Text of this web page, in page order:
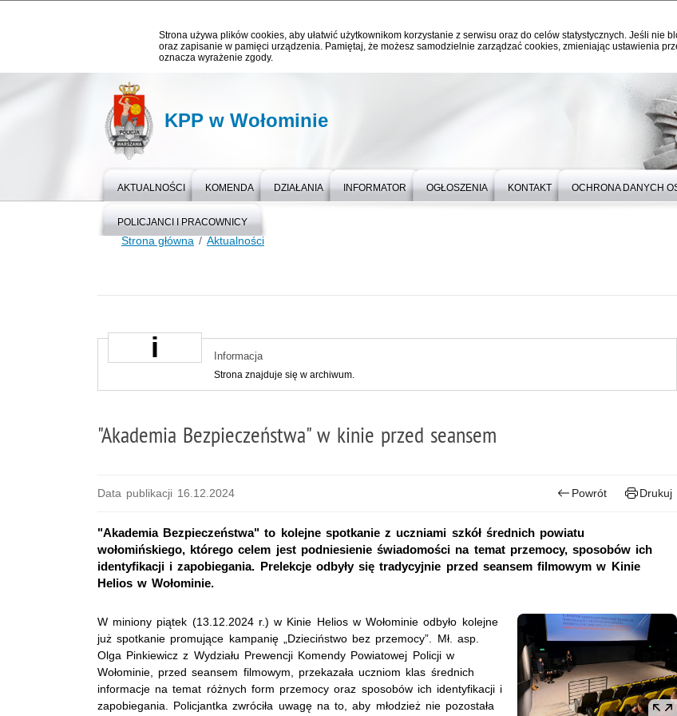
Strona używa plików cookies, aby ułatwić użytkownikom korzystanie z serwisu oraz do celów statystycznych. Jeśli nie
oraz zapisanie w pamięci urządzenia. Pamiętaj, że możesz samodzielnie zarządzać cookies, zmieniając ustawienia
oznacza wyrażenie zgody.
KPP w Wołominie
AKTUALNOŚCI KOMENDA DZIAŁANIA INFORMATOR OGŁOSZENIA KONTAKT OCHRONA DANYCH
POLICJANCI I PRACOWNICY
Strona główna Aktualności
Informacja
Strona znajduje się w archiwum.
"Akademia Bezpieczeństwa" w kinie przed seansem
Data publikacji 16.12.2024 Powrót Drukuj
"Akademia Bezpieczeństwa" to kolejne spotkanie z uczniami szkół średnich powiatu
wołomińskiego, którego celem jest podniesienie świadomości na temat przemocy, sposobów ich
identyfikacji i zapobiegania. Prelekcje odbyły się tradycyjnie przed seansem filmowym w Kinie
Helios w Wołominie.
W miniony piątek (13.12.2024 r.) w Kinie Helios w Wołominie odbyło kolejne
już spotkanie promujące kampanię „Dzieciństwo bez przemocy”. Mł. asp.
Olga Pinkiewicz z Wydziału Prewencji Komendy Powiatowej Policji w
Wołominie, przed seansem filmowym, przekazała uczniom klas średnich
informacje na temat różnych form przemocy oraz sposobów ich identyfikacji i
zapobiegania. Policjantka zwróciła uwagę na to, aby młodzież nie pozostała